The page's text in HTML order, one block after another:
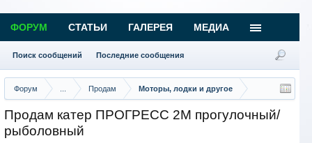
Форум Продам Моторы, лодки и другое
Продам катер ПРОГРЕСС 2М прогулочный/
рыболовный
ФОРУМ
Поиск сообщений Последние сообщения
СТАТЬИ ГАЛЕРЕЯ МЕДИА